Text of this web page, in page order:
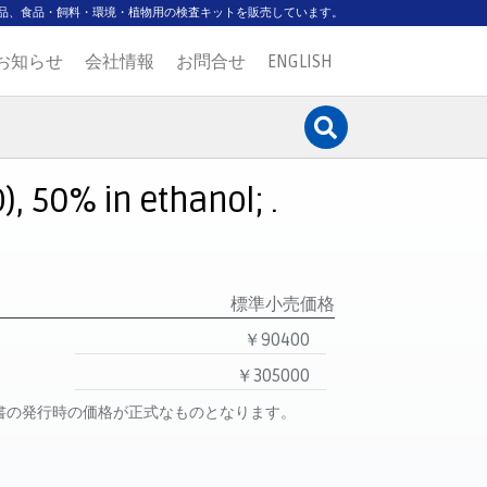
食品・飼料・環境・植物用の検査キットを販売しています。
知らせ 会社情報 お問合せ ENGLISH
50% in ethanol; .
標準小売価格
￥90400
￥305000
発行時の価格が正式なものとなります。